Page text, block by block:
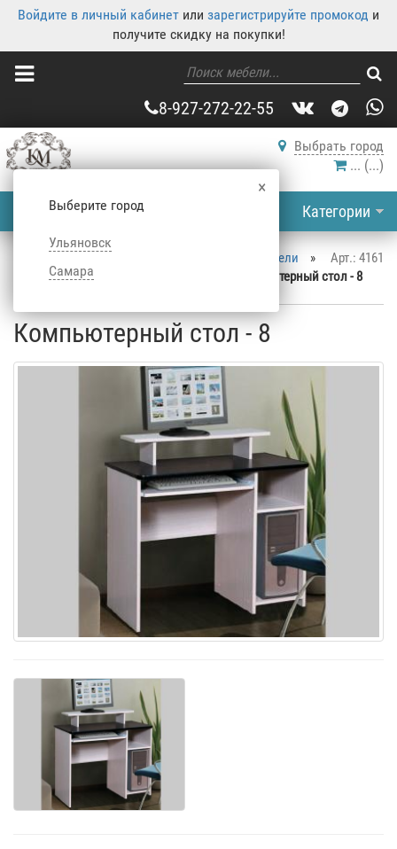
Войдите в личный кабинет или зарегистрируйте промокод и
получите скидку на покупки!
8-927-272-22-55
Выбрать город
×
Выберите город
Ульяновск
Самара
... (...)
Категории
Арт.: 4161
Каталог корпусной мебели
»
Столы
» Компьютерные столы Компьютерный стол - 8
Компьютерный стол - 8